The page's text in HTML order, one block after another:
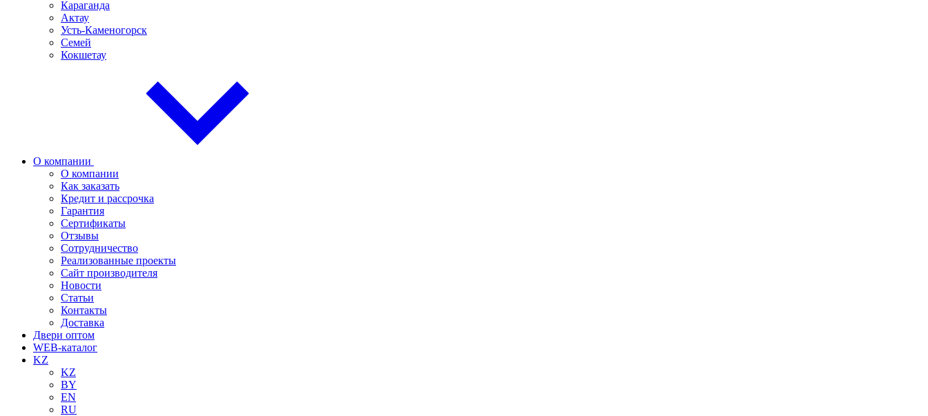
Караганда
Актау
Усть-Каменогорск
Семей
Кокшетау
О компании
О компании
Как заказать
Кредит и рассрочка
Гарантия
Сертификаты
Отзывы
Сотрудничество
Реализованные проекты
Сайт производителя
Новости
Статьи
Контакты
Доставка
Двери оптом
WEB-каталог
KZ
KZ
BY
EN
RU